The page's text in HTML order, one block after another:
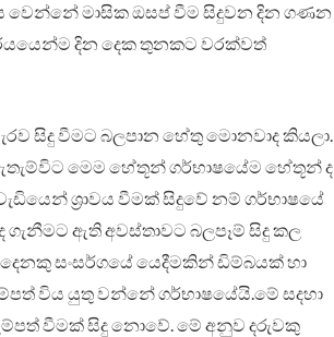
වෙන්නේ මාසික ඔසප් වීම සිදුවන දින ගණන
දින දෙක තුනකට වරක්වත්
සිදු වීමට බලපාන හේතු මොනවාද කියලා.
මෙම හේතූන් ගර්භාෂයේම හේතූන් ද
ශ්‍රාවය වීමක් සිදුවේ නම් ගර්භාෂයේ
ඇති අවස්තාවට බලපෑම් සිදු කල
සංසර්ගයේ යෙදීමකින් ඩිම්බයක් හා
විය යුතු වන්නේ ගර්භාෂයේයි.මේ සදහා
වීමක් සිදු නොවේ. මේ අනුව දරුවකු